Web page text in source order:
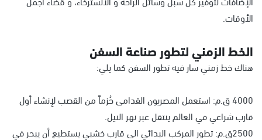
الأوقات.
الخط الزمني لتطور صناعة السفن
هناك خط زمني سار فيه تطور السفن كما يلي:
4000 ق.م: استعمل المصريون القدامى حُزماً من القصب لإنشاء أول
قارب شراعي في العالم ينتقل عبر نهر النيل.
2500ق.م: تطور المركب البدائي الى قارب خشبي يستطيع أن يبحر في